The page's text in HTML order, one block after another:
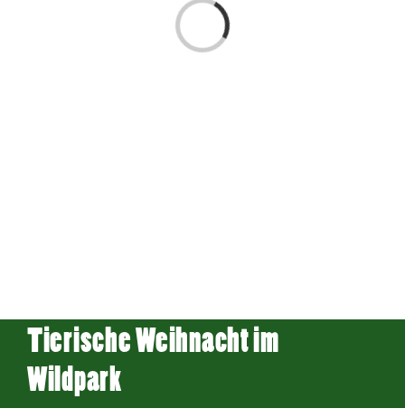
Laden...
Tierische Weihnacht im
Wildpark